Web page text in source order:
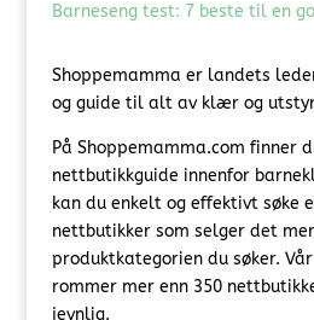
Barneseng test: 7 beste til en
Shoppemamma er landets
og guide til alt av klær og
På Shoppemamma.com finner
nettbutikkguide innenfor
kan du enkelt og effektivt søke
nettbutikker som selger det
produktkategorien du søker.
rommer mer enn 350
jevnlig.